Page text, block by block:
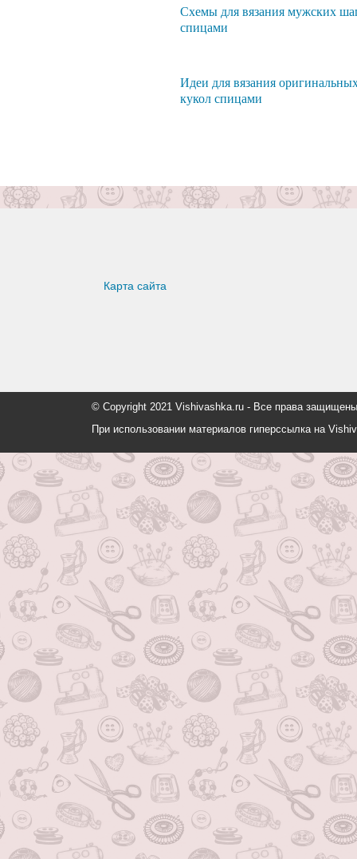
Схемы для вязания мужских
спицами
Идеи для вязания
кукол спицами
Карта сайта
© Copyright 2021 Vishivashka.ru - Все права
При использовании материалов гиперссылка на